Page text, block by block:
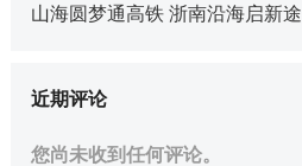
山海圆梦通高铁 浙南沿海启新途
近期评论
您尚未收到任何评论。